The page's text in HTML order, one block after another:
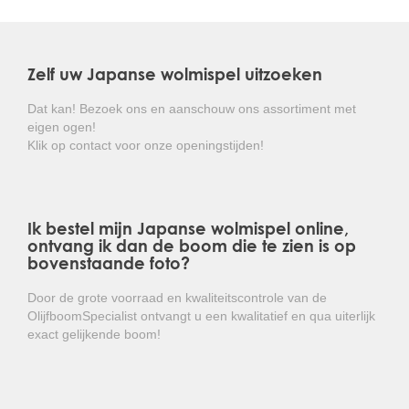
Zelf uw Japanse wolmispel uitzoeken
Dat kan! Bezoek ons en aanschouw ons assortiment met
eigen ogen!
Klik op contact voor onze openingstijden!
Ik bestel mijn Japanse wolmispel online,
ontvang ik dan de boom die te zien is op
bovenstaande foto?
Door de grote voorraad en kwaliteitscontrole van de
OlijfboomSpecialist ontvangt u een kwalitatief en qua uiterlijk
exact gelijkende boom!